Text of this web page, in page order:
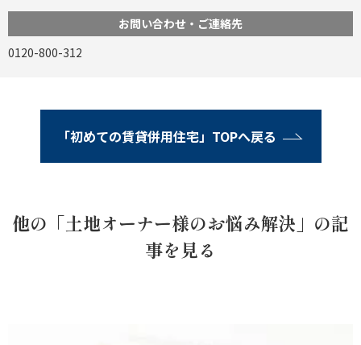
お問い合わせ・ご連絡先
0120-800-312
「初めての賃貸併用住宅」TOPへ戻る
他の「土地オーナー様のお悩み解決」の記
事を見る